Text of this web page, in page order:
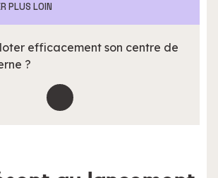
PLUS LOIN
efficacement son centre de
?